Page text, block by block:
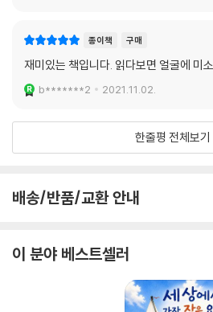
종이책 구매
재미있는 책입니다. 읽다보면 얼굴에 미
b*******2 2021.11.02.
한줄평 전체보기
배송/반품/교환 안내
이 분야 베스트셀러